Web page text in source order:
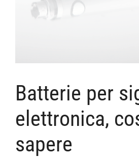
Batterie per
elettronica,
sapere